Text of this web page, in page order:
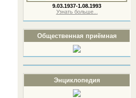
9.03.1937-1.08.1993
Узнать больше...
Общественная приёмная
Энциклопедия